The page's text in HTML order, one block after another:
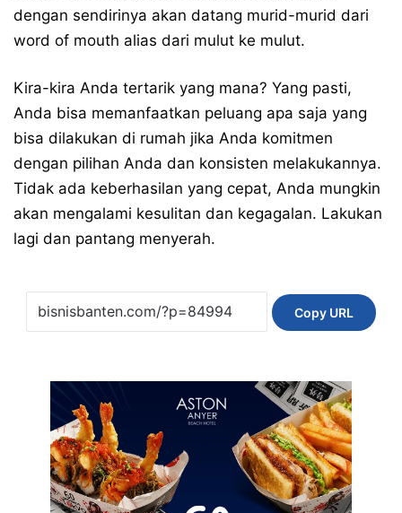
dengan sendirinya akan datang murid-murid dari
word of mouth alias dari mulut ke mulut.
Kira-kira Anda tertarik yang mana? Yang pasti,
Anda bisa memanfaatkan peluang apa saja yang
bisa dilakukan di rumah jika Anda komitmen
dengan pilihan Anda dan konsisten melakukannya.
Tidak ada keberhasilan yang cepat, Anda mungkin
akan mengalami kesulitan dan kegagalan. Lakukan
lagi dan pantang menyerah.
Copy URL